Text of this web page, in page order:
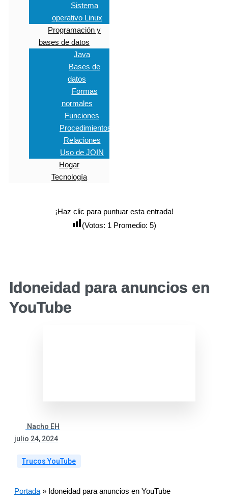
Sistema
operativo Linux
Programación y
bases de datos
Java
Bases de
datos
Formas
normales
Funciones
Procedimientos
Relaciones
Uso de JOIN
Hogar
Tecnología
¡Haz clic para puntuar esta entrada!
(Votos: 1 Promedio: 5)
Idoneidad para anuncios en
YouTube
Nacho EH
julio 24, 2024
Trucos YouTube
Portada » Idoneidad para anuncios en YouTube